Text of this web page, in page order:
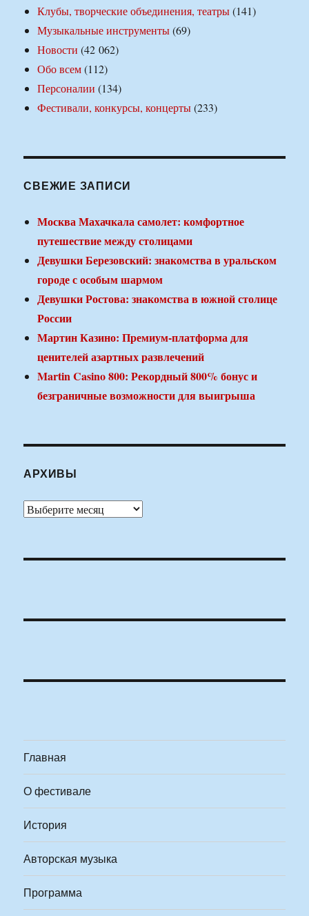
Клубы, творческие объединения, театры(141)
Музыкальные инструменты(69)
Новости (42 062)
Обо всем(112)
Персоналии (134)
Фестивали, конкурсы, концерты(233)
СВЕЖИЕ ЗАПИСИ
Москва Махачкала самолет: комфортное
путешествие между столицами
Девушки Березовский: знакомства в уральском
городе с особым шармом
Девушки Ростова: знакомства в южной столице
России
Мартин Казино: Премиум-платформа для
ценителей азартных развлечений
Martin Casino 800: Рекордный 800% бонус и
безграничные возможности для выигрыша
АРХИВЫ
Архивы
Главная
О фестивале
История
Авторская музыка
Программа